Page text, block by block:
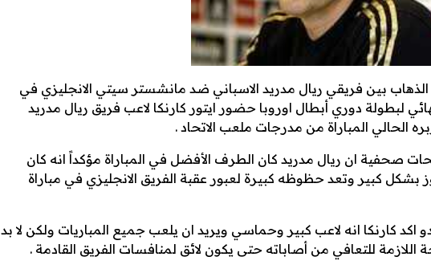
بين فريقي ريال مدريد الاسباني ضد مانشستر سيتي الانجليزي في
لبطولة دوري أبطال اوروبا حضور ايتور كارنكا لاعب فريق ريال مدريد
الحالي المباراة من مدرجات ملعب الاتحاد .
صحفية ان ريال مدريد كان الطرف الأفضل في المباراة مؤكداً انه كان
كبير وتعد حظوظه كبيرة لعبور عقبة الفريق الانجليزي في مباراة
اكد كارنكا انه لاعب كبير وحماسي ويريد ان يلعب جميع المباريات ولكن لا بد
للتعافي من أصاباته حتى يكون لائق لمنافسات الفريق القادمة .